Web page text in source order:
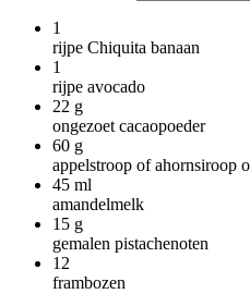
1
rijpe Chiquita banaan
1
rijpe avocado
22 g
ongezoet cacaopoeder
60 g
appelstroop of ahornsiroop
45 ml
amandelmelk
15 g
gemalen pistachenoten
12
frambozen